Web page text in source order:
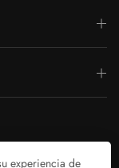
experiencia de